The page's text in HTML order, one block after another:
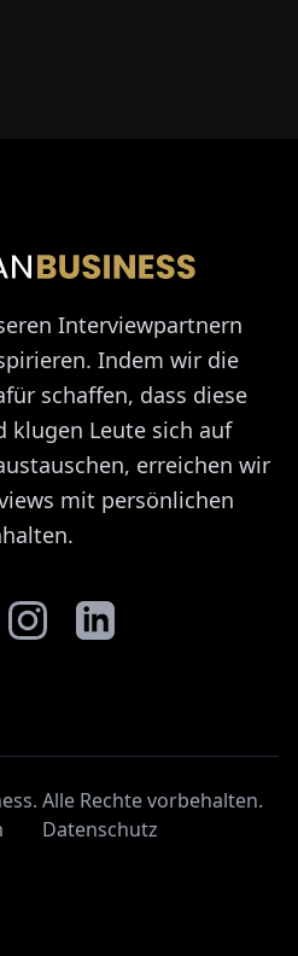
Interviewpartnern
Indem wir die
schaffen, dass diese
klugen Leute sich auf
erreichen wir
mit persönlichen
Alle Rechte vorbehalten.
Datenschutz